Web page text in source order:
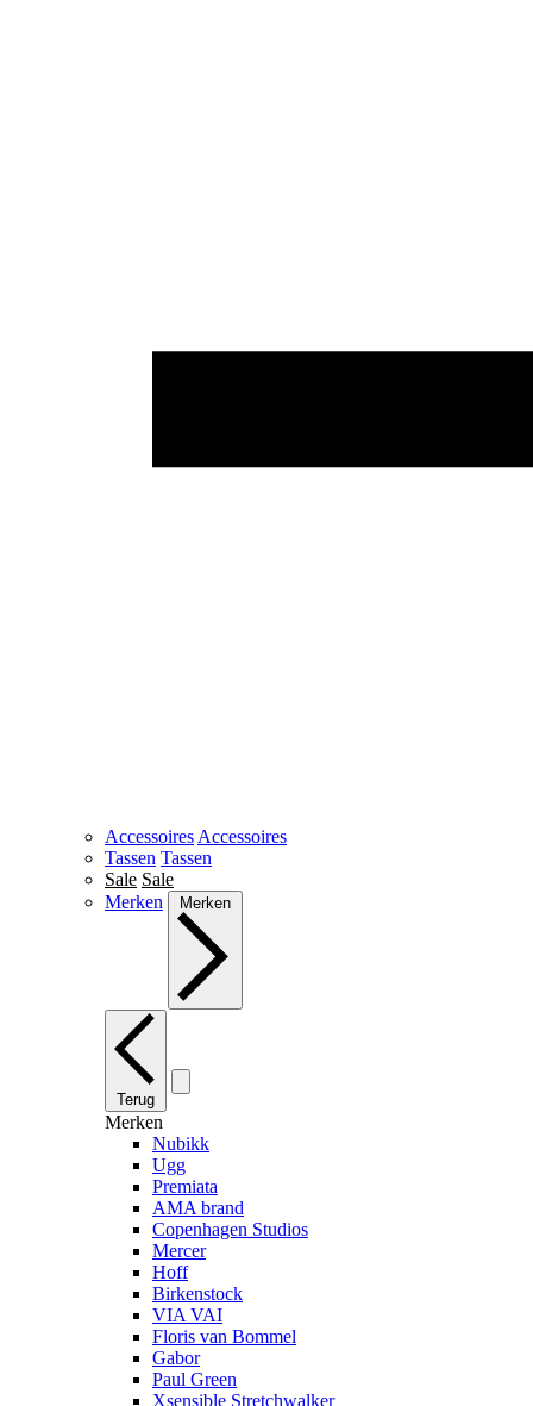
Accessoires Accessoires
Tassen Tassen
Sale Sale
Merken
Merken
Terug
Merken
Nubikk
Ugg
Premiata
AMA brand
Copenhagen Studios
Mercer
Hoff
Birkenstock
VIA VAI
Floris van Bommel
Gabor
Paul Green
Xsensible Stretchwalker